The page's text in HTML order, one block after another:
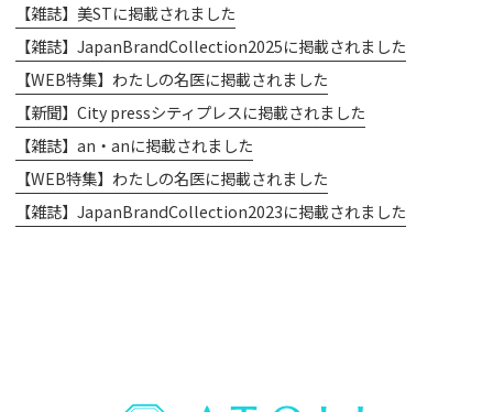
【雑誌】美STに掲載されました
【雑誌】JapanBrandCollection2025に掲載されました
【WEB特集】わたしの名医に掲載されました
【新聞】City pressシティプレスに掲載されました
【雑誌】an・anに掲載されました
【WEB特集】わたしの名医に掲載されました
【雑誌】JapanBrandCollection2023に掲載されました